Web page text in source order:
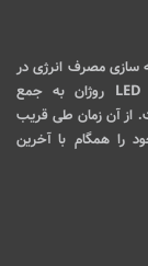
در سال ۱۳۸۸ با هدف بهینه سازی مصرف انرژی در
سیستم های روشنایی و با تولید چراغ های خیابانی LED روژان به جمع
از آن زمان طی قریب
همگام با آخرین